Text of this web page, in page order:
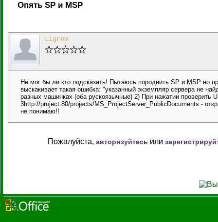
Опять SP и MSP
Ligrem
Не мог бы ли кто подсказать! Пытаюсь породнить SP и MSP но
выскакивает такая ошибка: "указанный экземпляр сервера не
разных машинках (оба рускоязычные) 2) При нажатии проверить
3http://project:80/projects/MS_ProjectServer_PublicDocuments -
не понимаю!!
Пожалуйста, авторизуйтесь или